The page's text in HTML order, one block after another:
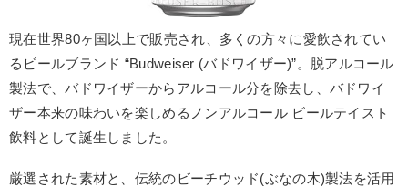
現在世界80ヶ国以上で販売され、多くの方々に愛飲されてい
るビールブランド “Budweiser (バドワイザー)”。脱アルコール
製法で、バドワイザーからアルコール分を除去し、バドワイ
ザー本来の味わいを楽しめるノンアルコール ビールテイスト
飲料として誕生しました。
厳選された素材と、伝統のビーチウッド(ぶなの木)製法を活用